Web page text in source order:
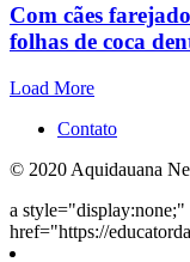
Com cães
folhas de coca
Load More
Contato
© 2020 Aquidauana
a style="display:none;"
href="https://